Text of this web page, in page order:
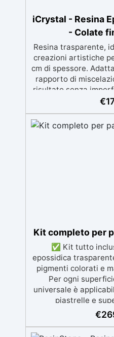
iCrystal - Resina
- Colate
Resina trasparente,
creazioni artistiche
cm di spessore.
rapporto di
risultato senza
per colate senza
materiali. Certificata
sicura per il contatto
€
Kit completo per
✅ Kit tutto
epossidica
pigmenti colorati e
Per ogni
universale è
piastrelle e
danneggiate. ✅
Guida completa
€